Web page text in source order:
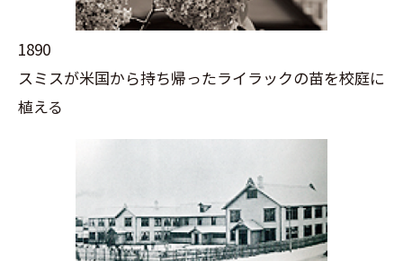
1890
スミスが米国から持ち帰ったライラックの苗を校庭に
植える